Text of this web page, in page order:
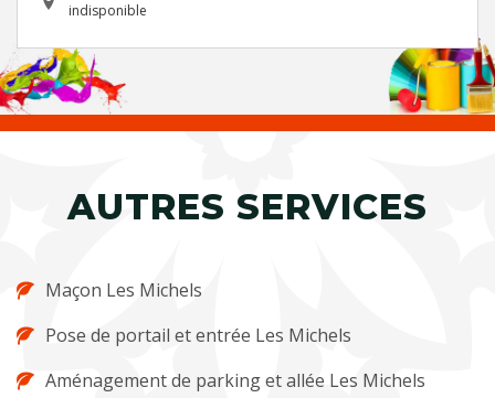
indisponible
AUTRES SERVICES
Maçon Les Michels
Pose de portail et entrée Les Michels
Aménagement de parking et allée Les Michels